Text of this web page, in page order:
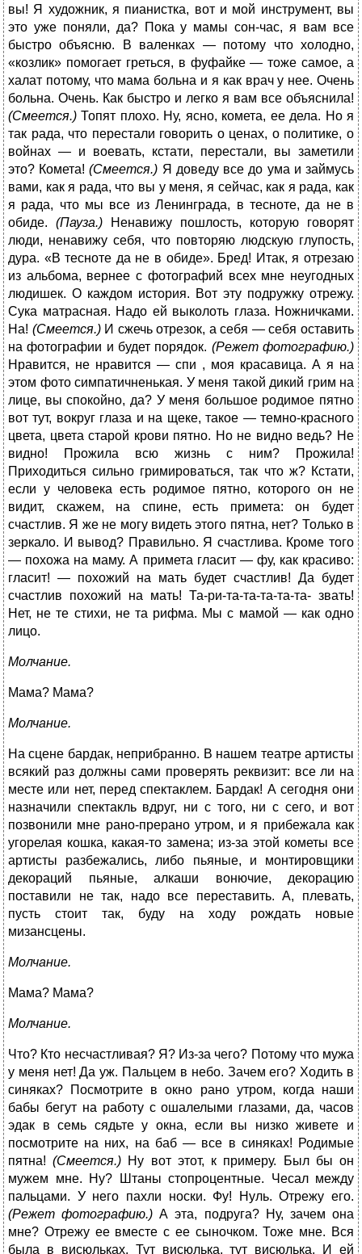
вы! Я художник, я пианистка, вот и мой инструмент, вы
это уже поняли, да? Пока у мамы сон-час, я вам все
быстро объясню. В валенках — потому что холодно,
«козлик» помогает греться, в фуфайке — тоже самое, а
халат потому, что мама больна и я как врач у нее. Очень
больна. Очень. Как быстро и легко я вам все объяснила!
(Смеется.) Топят плохо. Ну, ясно, комета, ее дела. Но я
так рада, что перестали говорить о ценах, о политике, о
войнах — и воевать, кстати, перестали, вы заметили
это? Комета!(Смеется.) Я доведу все до ума и займусь
вами, как я рада, что вы у меня, я сейчас, как я рада, как
я рада, что мы все из Ленинграда, в тесноте, да не в
обиде. (Пауза.) Ненавижу пошлость, которую говорят
люди, ненавижу себя, что повторяю людскую глупость,
дура. «В тесноте да не в обиде». Бред! Итак, я отрезаю
из альбома, вернее с фотографий всех мне неугодных
людишек. О каждом история. Вот эту подружку отрежу.
Сука матрасная. Надо ей выколоть глаза. Ножничками.
На! (Смеется.)И сжечь отрезок, а себя — себя оставить
на фотографии и будет порядок. (Режет фотографию.)
Нравится, не нравится — спи , моя красавица. А я на
этом фото симпатичненькая. У меня такой дикий грим на
лице, вы спокойно, да? У меня большое родимое пятно
вот тут, вокруг глаза и на щеке, такое — темно-красного
цвета, цвета старой крови пятно. Но не видно ведь? Не
видно! Прожила всю жизнь с ним? Прожила!
Приходиться сильно гримироваться, так что ж? Кстати,
если у человека есть родимое пятно, которого он не
видит, скажем, на спине, есть примета: он будет
счастлив. Я же не могу видеть этого пятна, нет? Только в
зеркало. И вывод? Правильно. Я счастлива. Кроме того
— похожа на маму. А примета гласит — фу, как красиво:
гласит! — похожий на мать будет счастлив! Да будет
счастлив похожий на мать! Та-ри-та-та-та-та-та- звать!
Нет, не те стихи, не та рифма. Мы с мамой — как одно
лицо.
Молчание.
Мама? Мама?
Молчание.
На сцене бардак, неприбранно. В нашем театре артисты
всякий раз должны сами проверять реквизит: все ли на
месте или нет, перед спектаклем. Бардак! А сегодня они
назначили спектакль вдруг, ни с того, ни с сего, и вот
позвонили мне рано-прерано утром, и я прибежала как
угорелая кошка, какая-то замена; из-за этой кометы все
артисты разбежались, либо пьяные, и монтировщики
декораций пьяные, алкаши вонючие, декорацию
поставили не так, надо все переставить. А, плевать,
пусть стоит так, буду на ходу рождать новые
мизансцены.
Молчание.
Мама? Мама?
Молчание.
Что? Кто несчастливая? Я? Из-за чего? Потому что мужа
у меня нет! Да уж. Пальцем в небо. Зачем его? Ходить в
синяках? Посмотрите в окно рано утром, когда наши
бабы бегут на работу с ошалелыми глазами, да, часов
эдак в семь сядьте у окна, если вы низко живете и
посмотрите на них, на баб — все в синяках! Родимые
пятна!(Смеется.) Ну вот этот, к примеру. Был бы он
мужем мне. Ну? Штаны стопроцентные. Чесал между
пальцами. У него пахли носки. Фу! Нуль. Отрежу его.
(Режет фотографию.) А эта, подруга? Ну, зачем она
мне? Отрежу ее вместе с ее сыночком. Тоже мне. Вся
была в висюльках. Тут висюлька, тут висюлька. И ей